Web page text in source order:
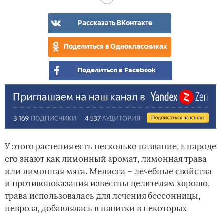
Рассказать ВКонтакте
Поделиться в Одноклассниках
Поделиться в Facebook
У этого растения есть несколько название, в народе
его знают как лимонный аромат, лимонная трава
или лимонная мята. Мелисса – лечебные свойства
и противопоказания известны целителям хорошо,
трава использовалась для лечения бессонницы,
невроза, добавлялась в напитки в некоторых